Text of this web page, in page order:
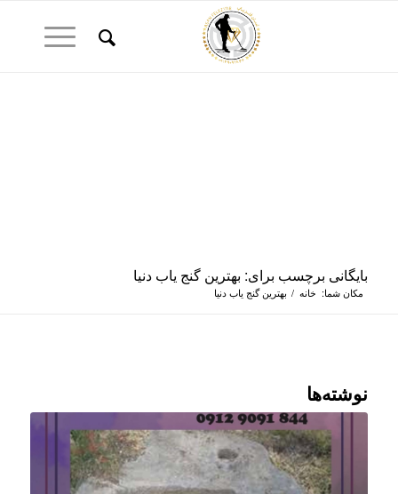
بایگانی برچسب برای: بهترین گنج یاب دنیا
مکان شما: خانه / بهترین گنج یاب دنیا
نوشته‌ها